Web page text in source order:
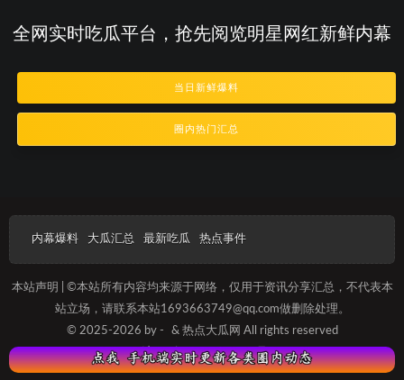
全网实时吃瓜平台，抢先阅览明星网红新鲜内幕
当日新鲜爆料
圈内热门汇总
内幕爆料 大瓜汇总 最新吃瓜 热点事件
本站声明 | ©本站所有内容均来源于网络，仅用于资讯分享汇总，不代表本
站立场，请联系本站1693663749@qq.com做删除处理。
© 2025-2026 by -
& 热点大瓜网 All rights reserved
沪ICP备2025012089号